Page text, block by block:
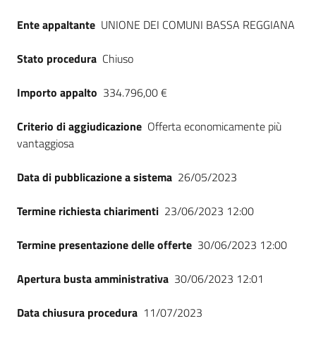
Ente appaltante UNIONE DEI COMUNI BASSA REGGIANA
Stato procedura Chiuso
Importo appalto 334.796,00 €
Criterio di aggiudicazione Offerta economicamente più
vantaggiosa
Data di pubblicazione a sistema 26/05/2023
Termine richiesta chiarimenti 23/06/2023 12:00
Termine presentazione delle offerte 30/06/2023 12:00
Apertura busta amministrativa 30/06/2023 12:01
Data chiusura procedura 11/07/2023